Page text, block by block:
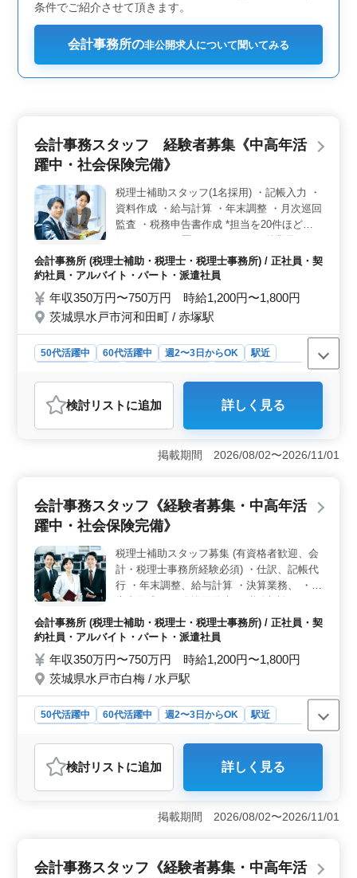
条件でご紹介させて頂きます。
会計事務所の非公開求人について聞いてみる
会計事務スタッフ 経験者募集《中高年活
躍中・社会保険完備》
税理士補助スタッフ(1名採用) ・記帳入力 ・
資料作成 ・給与計算 ・年末調整 ・月次巡回
監査 ・税務申告書作成 *担当を20件ほどお
数:13〜18名規模。駅チカ綺麗なオフィスで
す。 税理士の方優遇致します。
会計事務所 (税理士補助・税理士・税理士事務所) / 正社員・契
約社員・アルバイト・パート・派遣社員
年収350万円〜750万円 時給1,200円〜1,800円
茨城県水戸市河和田町 / 赤塚駅
50代活躍中 60代活躍中 週2〜3日からOK
駅近
アルバイト・パート
おすすめポイント
＜中高年向けの経験者募集＞ 経験者を重視し、中高年
の活躍を支援しています。実務経験2年以上を持つ方を歓
迎しており、税理士補助スタッフとしての業務をお任せ
当、健康・厚生・雇用・労災保険が完備されており安心
して働けます。 ＜キャリアチャンスと働きやすさ
をお任せします。土日祝休みで、繁忙期以外は残業少な
め、駅チカの綺麗なオフィスで快適な環境です。
検討リスト に追加 詳しく見る
掲載期間 2026/08/02〜2026/11/01
会計事務スタッフ《経験者募集・中高年活
躍中・社会保険完備》
税理士補助スタッフ募集 (有資格者歓迎、会
計・税理士事務所経験必須) ・仕訳、記帳代
行 ・年末調整、給与計算 ・決算業務、 ・申
サルティング
会計事務所 (税理士補助・税理士・税理士事務所) / 正社員・契
約社員・アルバイト・パート・派遣社員
年収350万円〜750万円 時給1,200円〜1,800円
茨城県水戸市白梅 / 水戸駅
50代活躍中 60代活躍中 週2〜3日からOK
駅近
アルバイト・パート
おすすめポイント
＜経験とスキルを活かすキャリアチャンス＞ 税理士補
助スタッフを募集しています。実務経験2年以上を要し、
経験者や科目合格者が歓迎されます。中高年層の方も積
円を実現できます。パート時給も1300〜1800円と魅力的
検討リスト に追加 詳しく見る
掲載期間 2026/08/02〜2026/11/01
会計事務スタッフ《経験者募集・中高年活